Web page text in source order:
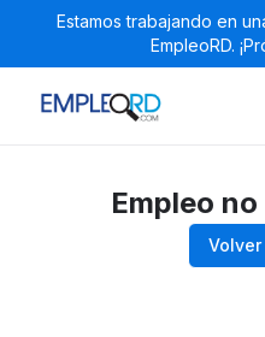
Estamos trabajando en
EmpleoRD.
Empleo